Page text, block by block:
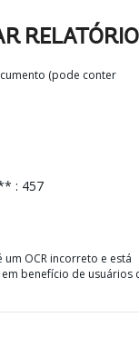
RELATÓRIO
(pode conter
: 457
OCR incorreto e está
benefício de usuários